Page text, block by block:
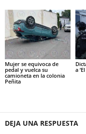
Mujer se equivoca de
pedal y vuelca su
camioneta en la colonia
Peñita
a
DEJA UNA RESPUESTA